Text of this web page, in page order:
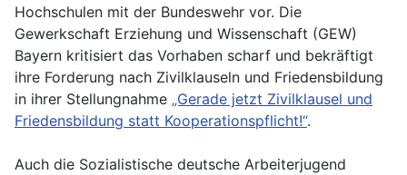
Hochschulen mit der Bundeswehr vor. Die
Gewerkschaft Erziehung und Wissenschaft (GEW)
Bayern kritisiert das Vorhaben scharf und bekräftigt
ihre Forderung nach Zivilklauseln und Friedensbildung
in ihrer Stellungnahme „Gerade jetzt Zivilklausel und
Friedensbildung statt Kooperationspflicht!“.
Auch die Sozialistische deutsche Arbeiterjugend